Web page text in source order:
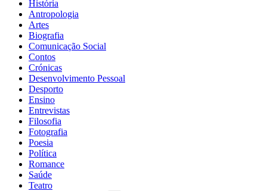
História
Antropologia
Artes
Biografia
Comunicação Social
Contos
Crónicas
Desenvolvimento Pessoal
Desporto
Ensino
Entrevistas
Filosofia
Fotografia
Poesia
Política
Romance
Saúde
Teatro